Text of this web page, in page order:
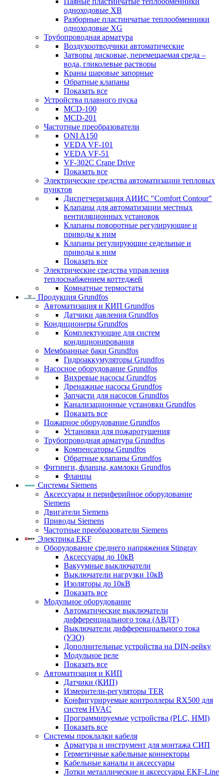
одноходовые ХВ
Разборные пластинчатые теплообменники
одноходовые ХG
Трубопроводная арматура
Воздухоотводчики автоматические
Затворы дисковые, перемещаемая среда –
вода, гликолевые растворы
Краны шаровые запорные
Обратные клапаны
Показать все
Устройства плавного пуска
MCD-100
MCD-201
Частотные преобразователи
ONI A150
VEDA VF-101
VEDA VF-51
VF-302C Crane Drive
Показать все
Электрические средства автоматизации тепловых
пунктов
Диспетчеризация АИИС "Comfort Contour"
Клапаны для автоматизации местных
вентиляционных установок
Клапаны поворотные регулирующие и
приводы к ним
Клапаны регулирующие седельные и
приводы к ним
Показать все
Электрические средства управления
теплоснабжением коттеджей
Комнатные термостаты
Продукция Grundfos
Автоматизация и КИП Grundfos
Датчики давления Grundfos
Кондиционеры Grundfos
Комплектующие для систем
кондиционирования
Мембранные баки Grundfos
Гидроаккумуляторы Grundfos
Насосное оборудование Grundfos
Вихревые насосы Grundfos
Дренажные насосы Grundfos
Запчасти для насосов Grundfos
Канализационные установки Grundfos
Показать все
Пожарное оборудование Grundfos
Установки для пожаротушения
Трубопроводная арматура Grundfos
Компенсаторы Grundfos
Обратные клапаны Grundfos
Фитинги, фланцы, камлоки Grundfos
Фланцы
Системы Siemens
Аксессуары и периферийное оборудование
Siemens
Двигатели Siemens
Приводы Siemens
Частотные преобразователи Siemens
Электрика EKF
Оборудование среднего напряжения Stingray
Аксессуары до 10кВ
Вакуумные выключатели
Выключатели нагрузки 10кВ
Изоляторы до 10кВ
Показать все
Модульное оборудование
Автоматические выключатели
дифференциального тока (АВДТ)
Выключатели дифференциального тока
(УЗО)
Дополнительные устройства на DIN-рейку
Модульное реле
Показать все
Автоматизация и КИП
Датчики (КИП)
Измерители-регуляторы TER
Конфигурируемые контроллеры RX500 для
систем HVAC
Программируемые устройства (PLC, HMI)
Показать все
Системы прокладки кабеля
Арматура и инструмент для монтажа СИП
Герметичные кабельные коннекторы
Кабельные каналы и аксессуары
Лотки металлические и аксессуары EKF-Line